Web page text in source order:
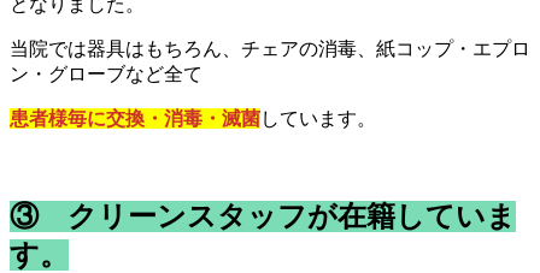
となりました。
当院では器具はもちろん、チェアの消毒、紙コップ・エプロ
ン・グローブなど全て
患者様毎に交換・消毒・滅菌しています。
③ クリーンスタッフが在籍していま
す。